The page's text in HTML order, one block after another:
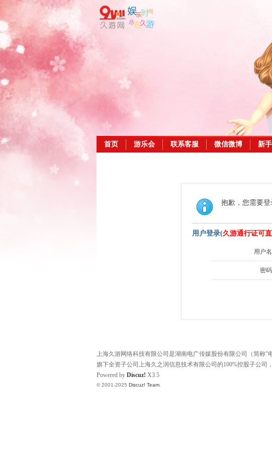
首页 游乐会 联系客服 微信微博 新
抱歉，您需要
用户登录(久游通行证可
用户
密
上海久游网络科技有限公司是湖南电广传媒股份有限公司（简称"
旗下全资子公司上海久之润信息技术有限公司的100%控股子公司
Powered by Discuz! X3.5
© 2001-2025 Discuz! Team